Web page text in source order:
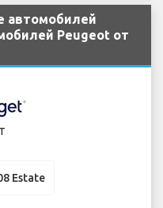
автомобилей
Peugeot от
Estate